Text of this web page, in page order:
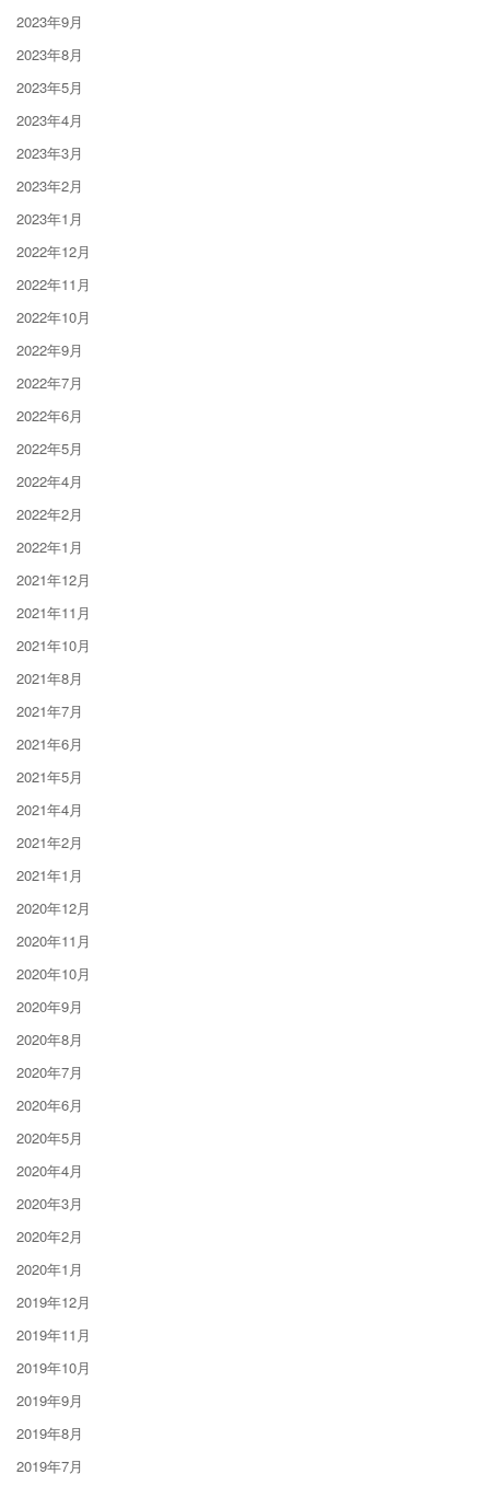
2023年9月
2023年8月
2023年5月
2023年4月
2023年3月
2023年2月
2023年1月
2022年12月
2022年11月
2022年10月
2022年9月
2022年7月
2022年6月
2022年5月
2022年4月
2022年2月
2022年1月
2021年12月
2021年11月
2021年10月
2021年8月
2021年7月
2021年6月
2021年5月
2021年4月
2021年2月
2021年1月
2020年12月
2020年11月
2020年10月
2020年9月
2020年8月
2020年7月
2020年6月
2020年5月
2020年4月
2020年3月
2020年2月
2020年1月
2019年12月
2019年11月
2019年10月
2019年9月
2019年8月
2019年7月